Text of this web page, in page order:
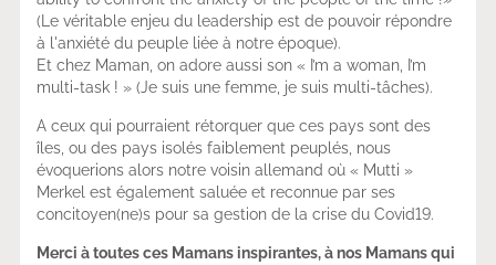
(Le véritable enjeu du leadership est de pouvoir répondre
à l'anxiété du peuple liée à notre époque).
Et chez Maman, on adore aussi son « I’m a woman, I’m
multi-task ! » (Je suis une femme, je suis multi-tâches).
A ceux qui pourraient rétorquer que ces pays sont des
îles, ou des pays isolés faiblement peuplés, nous
évoquerions alors notre voisin allemand où « Mutti »
Merkel est également saluée et reconnue par ses
concitoyen(ne)s pour sa gestion de la crise du Covid19.
Merci à toutes ces Mamans inspirantes, à nos Mamans qui